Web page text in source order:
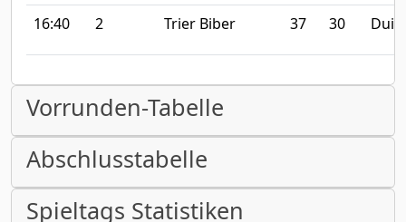
16:40 2 Trier Biber 37 30
Vorrunden-Tabelle
Abschlusstabelle
Spieltags Statistiken